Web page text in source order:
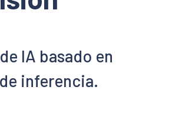
IA basado en
inferencia.